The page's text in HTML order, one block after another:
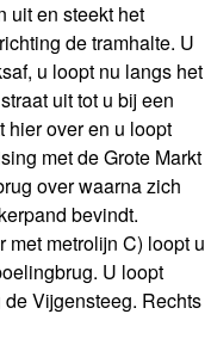
uit en steekt het
de tramhalte. U
u loopt nu langs het
uit tot u bij een
hier over en u loopt
met de Grote Markt
over waarna zich
bevindt.
met metrolijn C) loopt u
U loopt
Vijgensteeg. Rechts